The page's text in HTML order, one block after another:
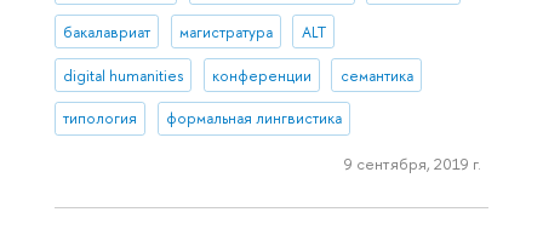
бакалавриат магистратура ALT
digital humanities конференции семантика
типология формальная лингвистика
9 сентября, 2019 г.